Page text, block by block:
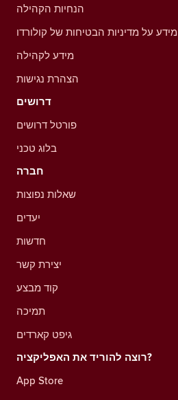
הנחיות הקהילה
מידע על מדיניות הבטיחות של קולורדו
מידע לקהילה
הצהרת נגישות
דרושים
פורטל דרושים
בלוג טכני
חברה
שאלות נפוצות
יעדים
חדשות
יצירת קשר
קוד מבצע
תמיכה
גיפט קארדים
רוצה להוריד את האפליקציה?
App Store